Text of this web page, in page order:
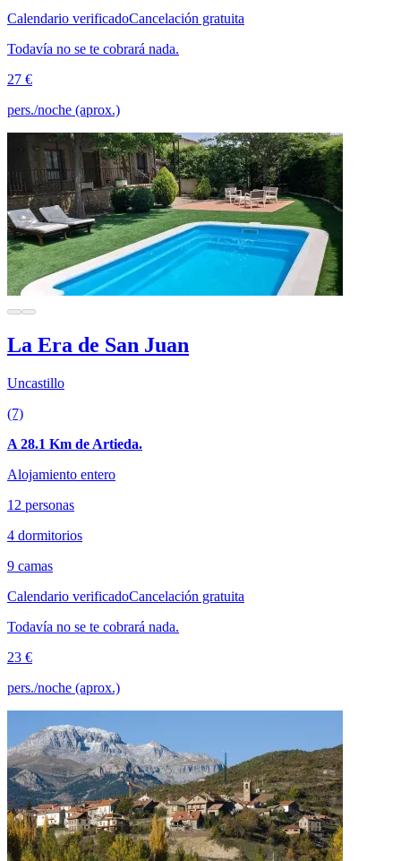
Calendario verificadoCancelación gratuita
Todavía no se te cobrará nada.
27 €
pers./noche (aprox.)
La Era de San Juan
Uncastillo
(7)
A 28.1 Km de Artieda.
Alojamiento entero
12 personas
4 dormitorios
9 camas
Calendario verificadoCancelación gratuita
Todavía no se te cobrará nada.
23 €
pers./noche (aprox.)